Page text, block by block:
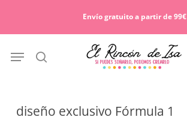
Envío gratuito a partir de 99€
search
Menu
diseño exclusivo Fórmula 1